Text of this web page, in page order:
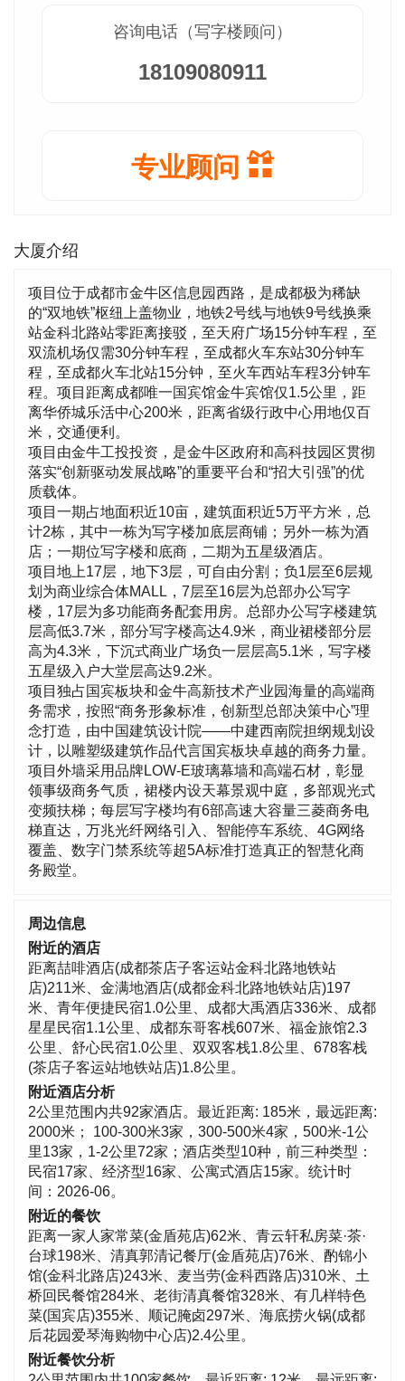
咨询电话（写字楼顾问）
18109080911
专业顾问
大厦介绍
项目位于成都市金牛区信息园西路，是成都极为稀缺
的“双地铁”枢纽上盖物业，地铁2号线与地铁9号线换乘
站金科北路站零距离接驳，至天府广场15分钟车程，至
双流机场仅需30分钟车程，至成都火车东站30分钟车
程，至成都火车北站15分钟，至火车西站车程3分钟车
程。项目距离成都唯一国宾馆金牛宾馆仅1.5公里，距
离华侨城乐活中心200米，距离省级行政中心用地仅百
米，交通便利。
项目由金牛工投投资，是金牛区政府和高科技园区贯彻
落实“创新驱动发展战略”的重要平台和“招大引强”的优
质载体。
项目一期占地面积近10亩，建筑面积近5万平方米，总
计2栋，其中一栋为写字楼加底层商铺；另外一栋为酒
店；一期位写字楼和底商，二期为五星级酒店。
项目地上17层，地下3层，可自由分割；负1层至6层规
划为商业综合体MALL，7层至16层为总部办公写字
楼，17层为多功能商务配套用房。总部办公写字楼建筑
层高低3.7米，部分写字楼高达4.9米，商业裙楼部分层
高为4.3米，下沉式商业广场负一层层高5.1米，写字楼
五星级入户大堂层高达9.2米。
项目独占国宾板块和金牛高新技术产业园海量的高端商
务需求，按照“商务形象标准，创新型总部决策中心”理
念打造，由中国建筑设计院——中建西南院担纲规划设
计，以雕塑级建筑作品代言国宾板块卓越的商务力量。
项目外墙采用品牌LOW-E玻璃幕墙和高端石材，彰显
领事级商务气质，裙楼内设天幕景观中庭，多部观光式
变频扶梯；每层写字楼均有6部高速大容量三菱商务电
梯直达，万兆光纤网络引入、智能停车系统、4G网络
覆盖、数字门禁系统等超5A标准打造真正的智慧化商
务殿堂。
周边信息
附近的酒店
距离喆啡酒店(成都茶店子客运站金科北路地铁站
店)211米、金满地酒店(成都金科北路地铁站店)197
米、青年便捷民宿1.0公里、成都大禹酒店336米、成都
星星民宿1.1公里、成都东哥客栈607米、福金旅馆2.3
公里、舒心民宿1.0公里、双双客栈1.8公里、678客栈
(茶店子客运站地铁站店)1.8公里。
附近酒店分析
2公里范围内共92家酒店。最近距离: 185米，最远距离:
2000米； 100-300米3家，300-500米4家，500米-1公
里13家，1-2公里72家；酒店类型10种，前三种类型：
民宿17家、经济型16家、公寓式酒店15家。统计时
间：2026-06。
附近的餐饮
距离一家人家常菜(金盾苑店)62米、青云轩私房菜·茶·
台球198米、清真郭清记餐厅(金盾苑店)76米、酌锦小
馆(金科北路店)243米、麦当劳(金科西路店)310米、土
桥回民餐馆284米、老街清真餐馆328米、有几样特色
菜(国宾店)355米、顺记腌卤297米、海底捞火锅(成都
后花园爱琴海购物中心店)2.4公里。
附近餐饮分析